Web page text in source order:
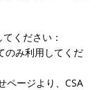
ください：
のみ利用してくだ
ページより、CSA